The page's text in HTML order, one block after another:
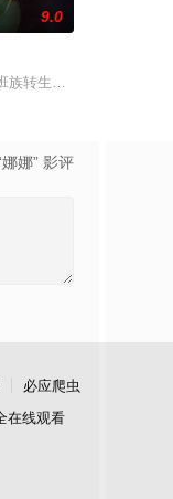
森，以及身为专业
9.0
族转生至战火纷飞的异
娜娜” 影评
必应爬虫
在线观看